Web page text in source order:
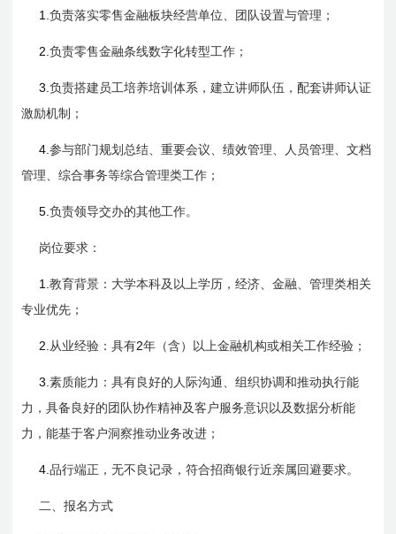
1.负责落实零售金融板块经营单位、团队设置与管理；
2.负责零售金融条线数字化转型工作；
3.负责搭建员工培养培训体系，建立讲师队伍，配套讲师认证
激励机制；
4.参与部门规划总结、重要会议、绩效管理、人员管理、文档
管理、综合事务等综合管理类工作；
5.负责领导交办的其他工作。
岗位要求：
1.教育背景：大学本科及以上学历，经济、金融、管理类相关
专业优先；
2. 从业经验：具有2年（含）以上金融机构或相关工作经验；
3.素质能力：具有良好的人际沟通、组织协调和推动执行能
力，具备良好的团队协作精神及客户服务意识以及数据分析能
力，能基于客户洞察推动业务改进；
4.品行端正，无不良记录，符合招商银行近亲属回避要求。
二、报名方式